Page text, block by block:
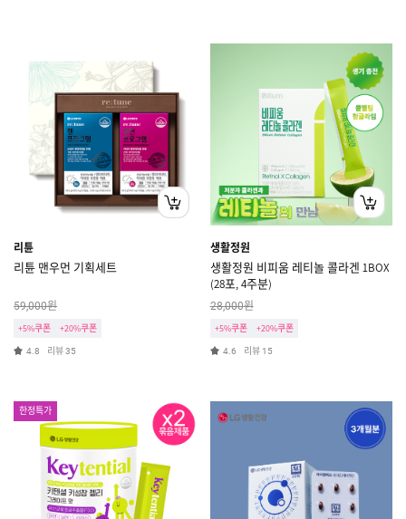
리튠
리튠 맨우먼 기획세트
59,000원
+5%쿠폰 +20%쿠폰
4.8 리뷰35
생활정원
생활정원 비피움 레티놀 콜라겐 1BOX
(28포, 4주분)
28,000원
+5%쿠폰 +20%쿠폰
4.6 리뷰 15
한정특가